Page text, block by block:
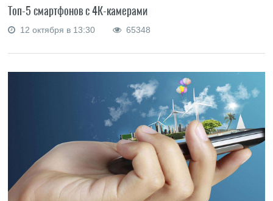
Топ-5 смартфонов с 4К-камерами
12 октября в 13:30 65348